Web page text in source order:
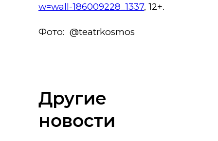
w=wall-186009228_1337, 12+.
Фото: @teatrkosmos
Другие
новости